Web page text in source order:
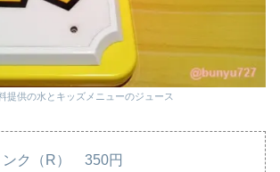
提供の水とキッズメニューのジュース
ンク（R） 350円